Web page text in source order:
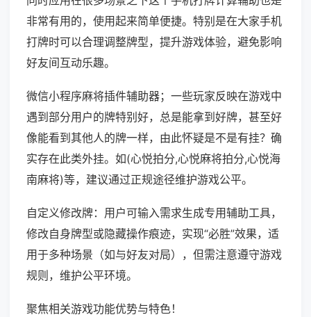
非常有用的，使用起来简单便捷。特别是在大家手机
打牌时可以合理调整牌型，提升游戏体验，避免影响
好友间互动乐趣。
微信小程序麻将插件辅助器；一些玩家反映在游戏中
遇到部分用户的牌特别好，总是能拿到好牌，甚至好
像能看到其他人的牌一样，由此怀疑是不是有挂？确
实存在此类外挂。如(心悦拍分,心悦麻将拍分,心悦海
南麻将)等，建议通过正规途径维护游戏公平。
自定义修改牌：用户可输入需求生成专用辅助工具，
修改自身牌型或隐藏操作痕迹，实现“必胜”效果，适
用于多种场景（如与好友对局），但需注意遵守游戏
规则，维护公平环境。
聚焦相关游戏功能优势与特色！